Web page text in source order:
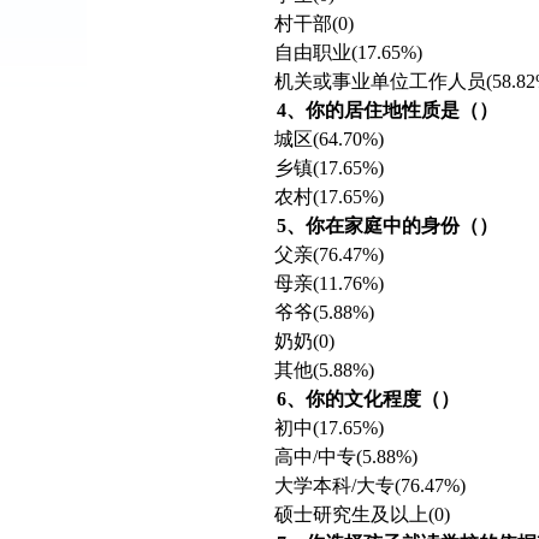
村干部(0)
自由职业(17.65%)
机关或事业单位工作人员
4、你的居住地性质是（）
城区(64.70%)
乡镇(17.65%)
农村(17.65%)
5、你在家庭中的身份（）
父亲(76.47%)
母亲(11.76%)
爷爷(5.88%)
奶奶(0)
其他(5.88%)
6、你的文化程度（）
初中(17.65%)
高中/中专(5.88%)
大学本科/大专(76.47%)
硕士研究生及以上(0)